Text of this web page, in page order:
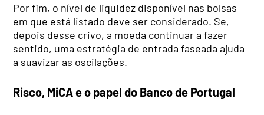
Por fim, o nível de liquidez disponível nas bolsas
em que está listado deve ser considerado. Se,
depois desse crivo, a moeda continuar a fazer
sentido, uma estratégia de entrada faseada ajuda
a suavizar as oscilações.
Risco, MiCA e o papel do Banco de Portugal